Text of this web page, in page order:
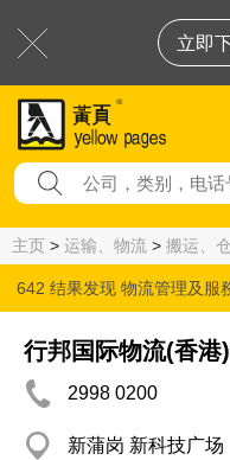
立即
主页 > 运输、物流 > 搬运、
642 结果发现 物流管理及服
行邦国际物流(香港
2998 0200
新蒲岗 新科技广场